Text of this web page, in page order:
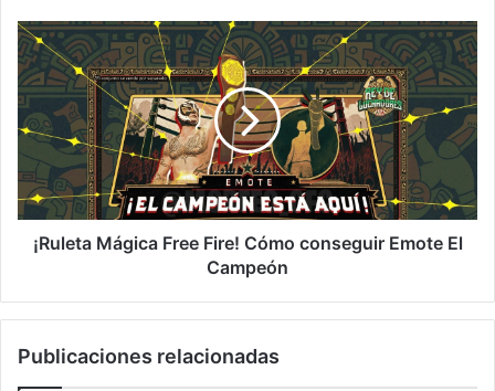
¡Ruleta
Mágica
Free
Fire!
Cómo
conseguir
Emote
El
Campeón
¡Ruleta Mágica Free Fire! Cómo conseguir Emote El
Campeón
Publicaciones relacionadas